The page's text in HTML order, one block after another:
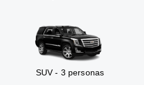
SUV - 3 personas